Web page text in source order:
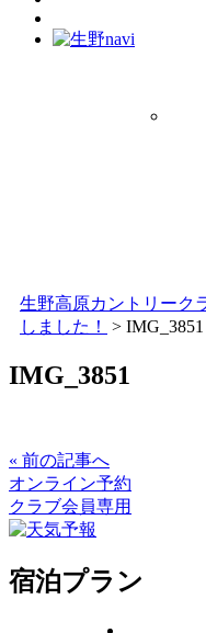
生野高原カントリーク
しました！
> IMG_3851
IMG_3851
« 前の記事へ
オンライン予約
クラブ会員専用
宿泊プラン